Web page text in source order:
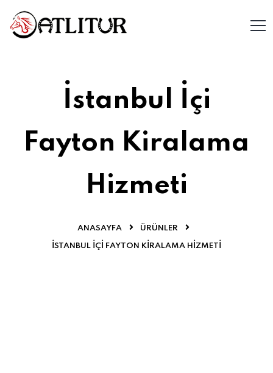
İstanbul İçi
Fayton Kiralama
Hizmeti
ANASAYFA ÜRÜNLER
İSTANBUL İÇI FAYTON KIRALAMA HIZMETI